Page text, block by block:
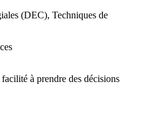
(DEC), Techniques de
à prendre des décisions